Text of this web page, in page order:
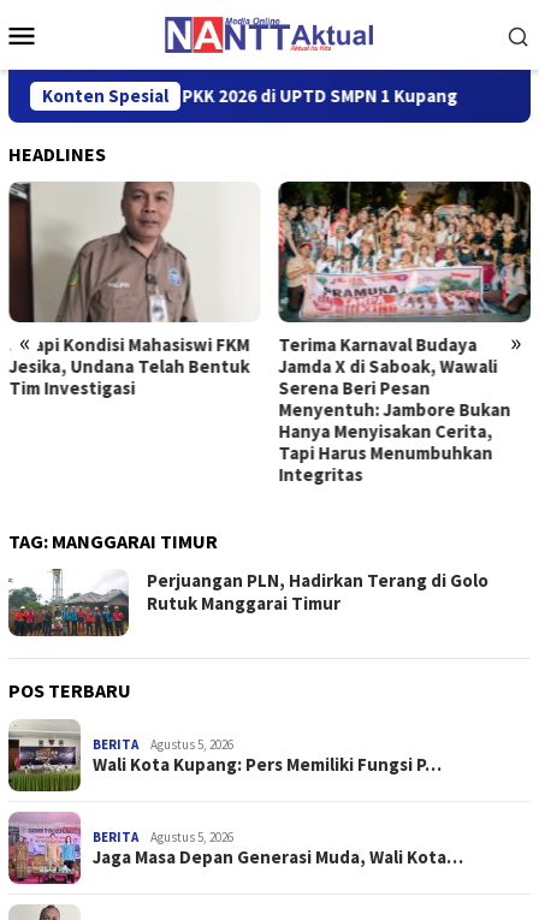
ke
Mobile
Konten Spesial
TP PKK 2026 di UPTD SMPN 1 Kupang Sikapi
HEADLINES
« »
Sikapi Kondisi Mahasiswi FKM
Jesika, Undana Telah Bentuk
Tim Investigasi
Terima Karnaval Budaya
Jamda X di Saboak, Wawali
Serena Beri Pesan
Menyentuh: Jambore Bukan
Hanya Menyisakan Cerita,
Tapi Harus Menumbuhkan
Integritas
TAG: MANGGARAI TIMUR
Perjuangan PLN, Hadirkan Terang di Golo
Rutuk Manggarai Timur
POS TERBARU
BERITA Agustus 5, 2026
Wali Kota Kupang: Pers Memiliki Fungsi P…
BERITA Agustus 5, 2026
Jaga Masa Depan Generasi Muda, Wali Kota…